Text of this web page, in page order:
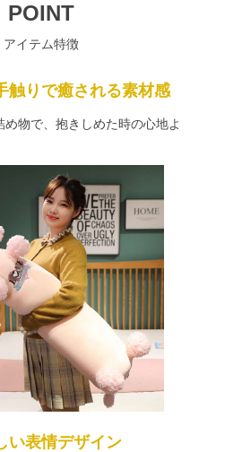
POINT
アイテム特徴
触りで癒される素材感
物で、抱きしめた時の心地よ
い表情デザイン